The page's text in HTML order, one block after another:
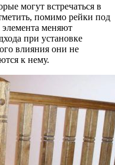
могут встречаться в
помимо рейки под
меняют
при установке
влияния они не
к нему.